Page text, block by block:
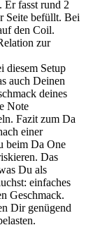
Er fasst rund 2
Seite befüllt. Bei
den Coil.
zur
diesem Setup
auch Deinen
deines
Note
Fazit zum Da
einer
beim Da One
Das
Du als
einfaches
Geschmack.
Dir genügend